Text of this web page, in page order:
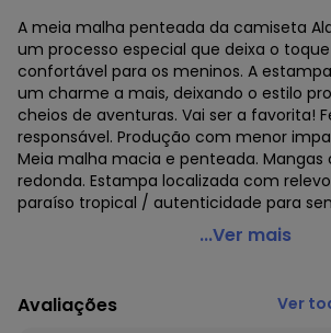
A meia malha penteada da camiseta
um processo especial que deixa o
confortável para os meninos. A
um charme a mais, deixando o estilo
cheios de aventuras. Vai ser a favorita!
responsável. Produção com menor
Meia malha macia e penteada. Mangas
redonda. Estampa localizada com
paraíso tropical / autenticidade para
Alakazoo - Camiseta Penteada com
Fornecedor: LUNELLI COMERCIO DO
75.552.133/0001-70
...Ver mais
Avaliações Ver